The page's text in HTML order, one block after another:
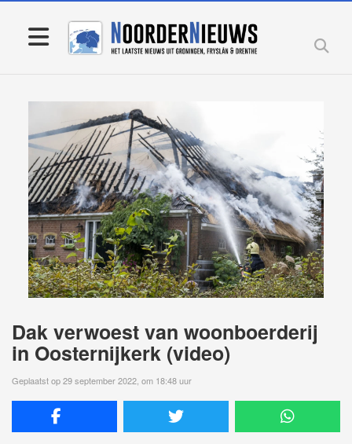
Dak verwoest van woonboerderij
in Oosternijkerk (video)
Geplaatst op 29 september 2022, om 18:48 uur